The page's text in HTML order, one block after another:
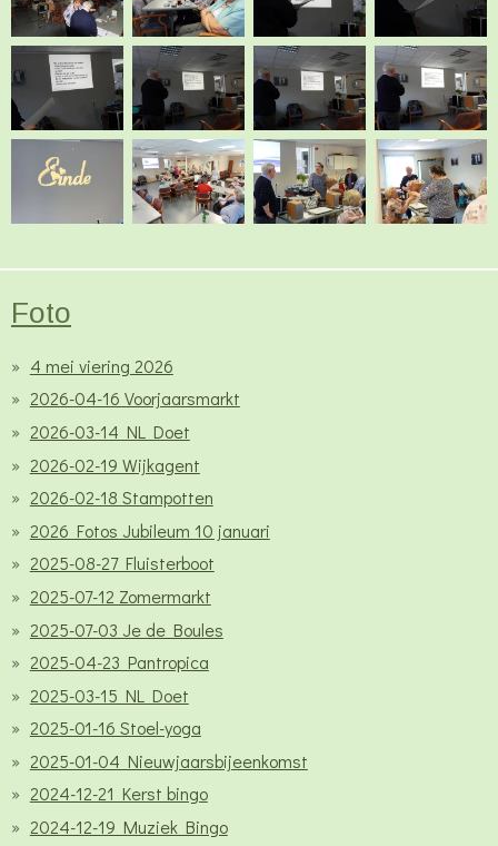
Foto
4 mei viering 2026
2026-04-16 Voorjaarsmarkt
2026-03-14 NL Doet
2026-02-19 Wijkagent
2026-02-18 Stampotten
2026 Fotos Jubileum 10 januari
2025-08-27 Fluisterboot
2025-07-12 Zomermarkt
2025-07-03 Je de Boules
2025-04-23 Pantropica
2025-03-15 NL Doet
2025-01-16 Stoel-yoga
2025-01-04 Nieuwjaarsbijeenkomst
2024-12-21 Kerst bingo
2024-12-19 Muziek Bingo